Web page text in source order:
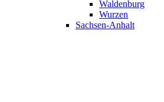
Waldenburg
Wurzen
Sachsen-Anhalt